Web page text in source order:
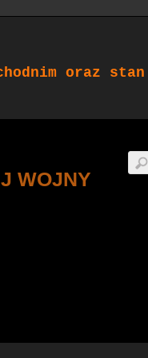
oraz stan
WOJNY